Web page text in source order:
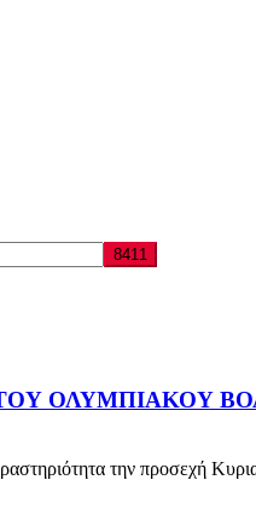
ΟΛΥΜΠΙΑΚΟΥ
την προσεχή